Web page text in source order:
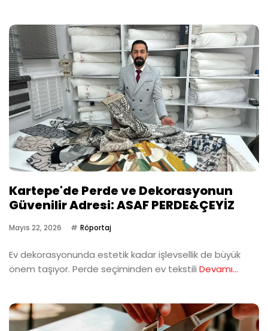
Kartepe'de Perde ve Dekorasyonun
Güvenilir Adresi: ASAF PERDE&ÇEYİZ
Mayıs 22, 2026 Röportaj
Ev dekorasyonunda estetik kadar işlevsellik de büyük
önem taşıyor. Perde seçiminden ev tekstili Devamı...